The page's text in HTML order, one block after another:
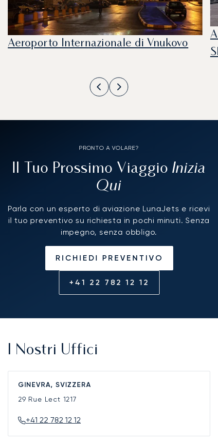
Aeroporto Internazionale di Vnukovo
PRONTO A VOLARE?
Il Tuo Prossimo Viaggio Inizia
Qui
Parla con un esperto di aviazione LunaJets e ricevi
il tuo preventivo su richiesta in pochi minuti. Senza
impegno, senza obbligo.
RICHIEDI PREVENTIVO
+41 22 782 12 12
I Nostri Uffici
GINEVRA, SVIZZERA
29 Rue Lect 1217
+41 22 782 12 12